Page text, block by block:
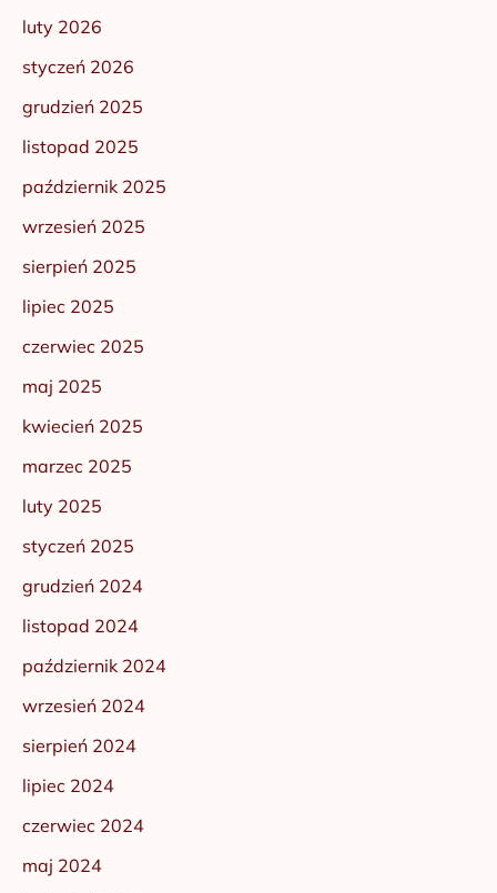
luty 2026
styczeń 2026
grudzień 2025
listopad 2025
październik 2025
wrzesień 2025
sierpień 2025
lipiec 2025
czerwiec 2025
maj 2025
kwiecień 2025
marzec 2025
luty 2025
styczeń 2025
grudzień 2024
listopad 2024
październik 2024
wrzesień 2024
sierpień 2024
lipiec 2024
czerwiec 2024
maj 2024